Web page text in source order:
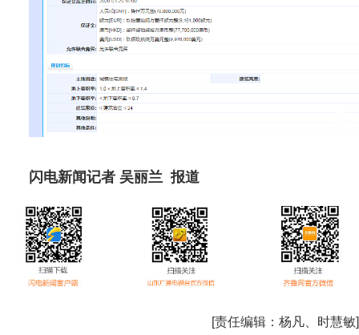
闪电新闻记者 吴丽兰 报道
[责任编辑： 杨凡、时慧敏]